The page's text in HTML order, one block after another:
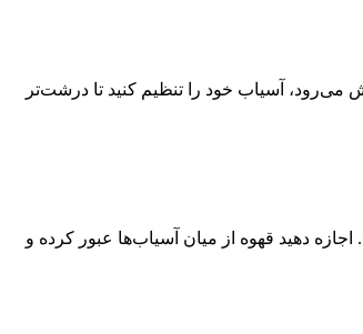
را ریزتر کنید. اگر کندتر پیش می‌رود، آسیاب خود را تنظیم کنید تا درشت‌تر
دهید قهوه از میان آسیاب‌ها عبور کرده و